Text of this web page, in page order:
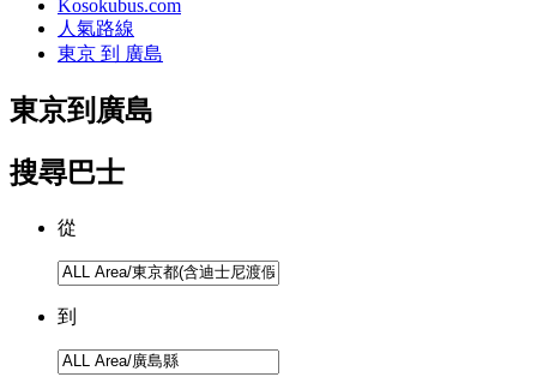
Kosokubus.com
人氣路線
東京 到 廣島
東京到 廣島
搜尋巴士
從
到